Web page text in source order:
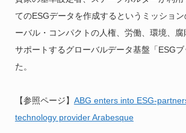
てのESGデータを作成するというミッショ
ーバル・コンパクトの人権、労働、環境、
サポートするグローバルデータ基盤「ESG
た。
【参照ページ】 ABG enters into ESG-
technology provider Arabesque